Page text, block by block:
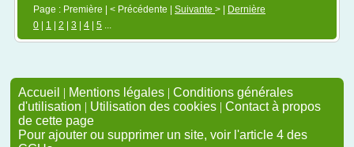
Page : Première | < Précédente | Suivante > |
Dernière
0
1 2 3 4 5 ...
Accueil | Mentions légales | Conditions générales
d'utilisation | Utilisation des cookies | Contact à propos
de cette page
Pour ajouter ou supprimer un site, voir l'article 4 des